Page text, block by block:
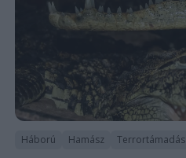
Háború Hamász Terrortámadás